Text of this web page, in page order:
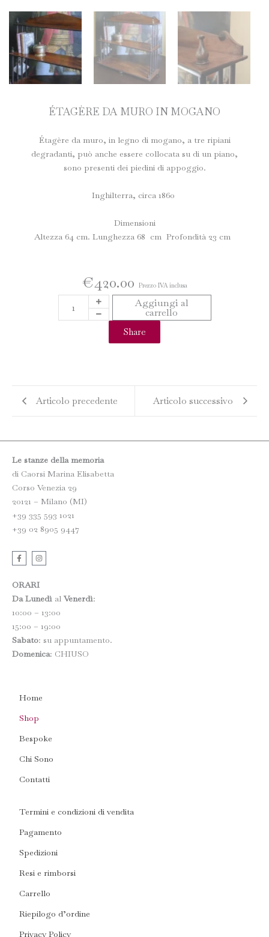
ÉTAGÈRE DA MURO IN MOGANO
Étagère da muro, in legno di mogano, a tre ripiani
degradanti, può anche essere collocata su di un piano,
sono presenti dei piedini di appoggio.
Inghilterra, circa 1860
Dimensioni
Altezza 64 cm. Lunghezza 68 cm Profondità 23 cm
€420.00 Prezzo IVA inclusa
ÉTAGÈRE
DA
MURO
Aggiungi al
carrello
Share
Articolo precedente Articolo successivo
Le stanze della memoria
di Caorsi Marina Elisabetta
Corso Venezia 29
20121 – Milano (MI)
+39 335 593 1021
+39 02 8905 9447
F
a
c
b
o
o
k
-
I
n
s
a
g
r
a
m
ORARI
Da Lunedì al Venerdì:
10:00 – 13:00
15:00 – 19:00
Sabato: su appuntamento.
Domenica: CHIUSO
Home
Shop
Bespoke
Chi Sono
Contatti
Termini e condizioni di vendita
Pagamento
Spedizioni
Resi e rimborsi
Carrello
Riepilogo d’ordine
Privacy Policy